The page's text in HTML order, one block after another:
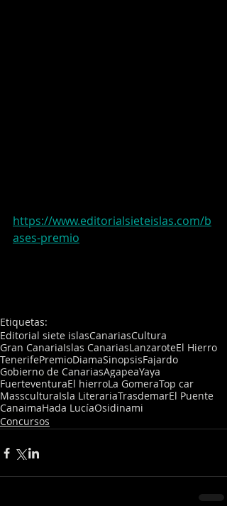
https://www.editorialsieteislas.com/b
ases-premio
Etiquetas:
Editorial siete islasCanariasCultura
Gran CanariaIslas CanariasLanzaroteEl Hierro
TenerifePremioDiamaSinopsisFajardo
Gobierno de CanariasAgapeaYaya
FuerteventuraEl hierroLa GomeraTop car
MassculturaIsla LiterariaTrasdemarEl Puente
CanaimaHada LucíaOsidinami
Concursos